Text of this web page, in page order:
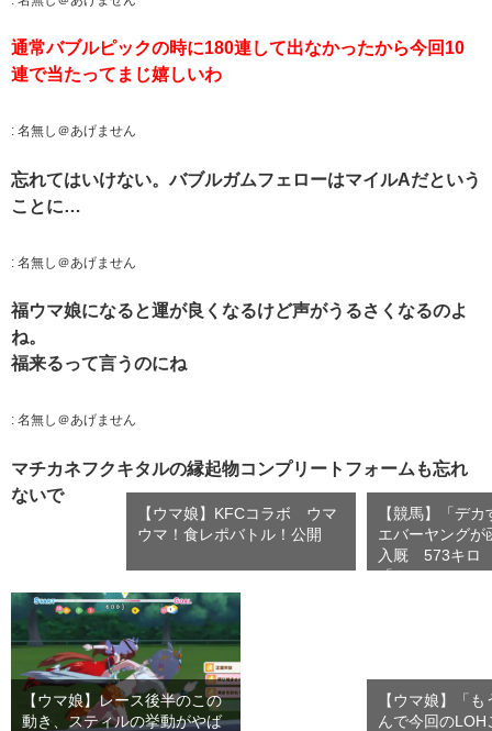
通常バブルピックの時に180連して出なかったから今回10
連で当たってまじ嬉しいわ
: 名無し＠あげません
忘れてはいけない。バブルガムフェローはマイルAだという
ことに…
: 名無し＠あげません
福ウマ娘になると運が良くなるけど声がうるさくなるのよ
ね。
福来るって言うのにね
: 名無し＠あげません
マチカネフクキタルの縁起物コンプリートフォームも忘れ
ないで
【ウマ娘】KFCコラボ ウマ
ウマ！食レポバトル！公開
【競馬】「デ
エバーヤングが
入厩 573キロ
「も…
【ウマ娘】レース後半のこの
動き、スティルの挙動がやば
【ウマ娘】「
んで今回のLOH